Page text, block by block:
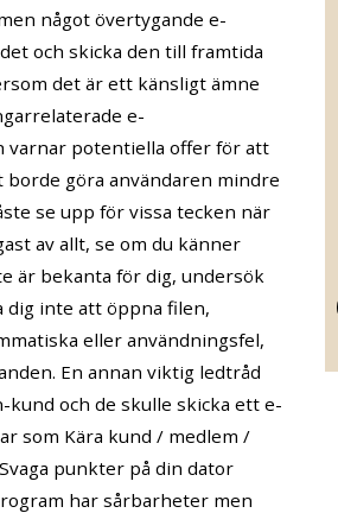
något övertygande e-
och skicka den till framtida
det är ett känsligt ämne
e-
varnar potentiella offer för att
göra användaren mindre
se upp för vissa tecken när
av allt, se om du känner
är bekanta för dig, undersök
dig inte att öppna filen,
eller användningsfel,
En annan viktig ledtråd
kund och de skulle skicka ett e-
som Kära kund / medlem /
punkter på din dator
har sårbarheter men